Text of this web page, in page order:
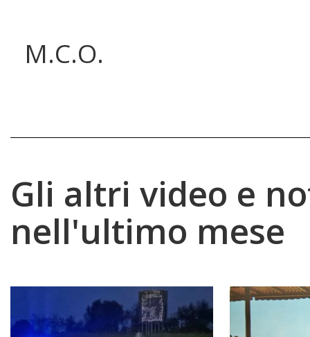
M.C.O.
Gli altri video e
nell'ultimo mese